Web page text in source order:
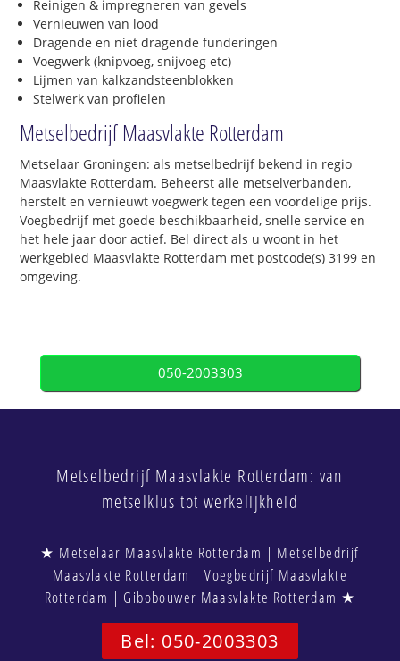
Reinigen & impregneren van gevels
Vernieuwen van lood
Dragende en niet dragende funderingen
Voegwerk (knipvoeg, snijvoeg etc)
Lijmen van kalkzandsteenblokken
Stelwerk van profielen
Metselbedrijf Maasvlakte Rotterdam
Metselaar Groningen: als metselbedrijf bekend in regio
Maasvlakte Rotterdam. Beheerst alle metselverbanden,
herstelt en vernieuwt voegwerk tegen een voordelige prijs.
Voegbedrijf met goede beschikbaarheid, snelle service en
het hele jaar door actief. Bel direct als u woont in het
werkgebied Maasvlakte Rotterdam met postcode(s) 3199 en
omgeving.
050-2003303
Metselbedrijf Maasvlakte Rotterdam: van
metselklus tot werkelijkheid
★ Metselaar Maasvlakte Rotterdam | Metselbedrijf
Maasvlakte Rotterdam | Voegbedrijf Maasvlakte
Rotterdam | Gibobouwer Maasvlakte Rotterdam ★
Bel: 050-2003303